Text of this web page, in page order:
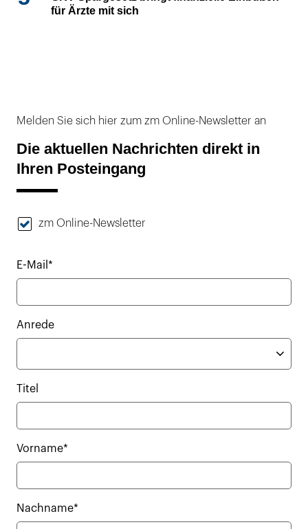
für Ärzte mit sich
Melden Sie sich hier zum zm Online-Newsletter an
Die aktuellen Nachrichten direkt in
Ihren Posteingang
zm Online-Newsletter
E-Mail*
Anrede
Titel
Vorname*
Nachname*